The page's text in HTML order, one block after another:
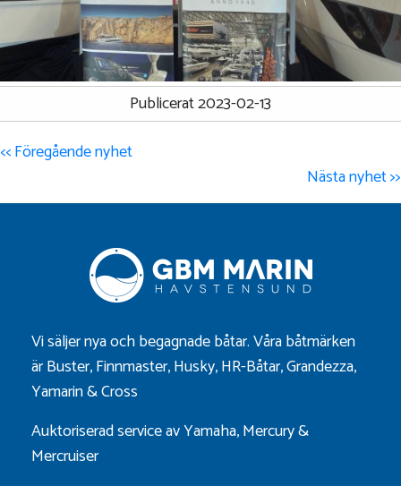
Publicerat 2023-02-13
<< Föregående nyhet
Nästa nyhet >>
Vi säljer nya och begagnade båtar. Våra båtmärken
ärBuster,Finnmaster,Husky,HR-Båtar,Grandezza,
Yamarin&Cross
Auktoriserad service av Yamaha, Mercury &
Mercruiser